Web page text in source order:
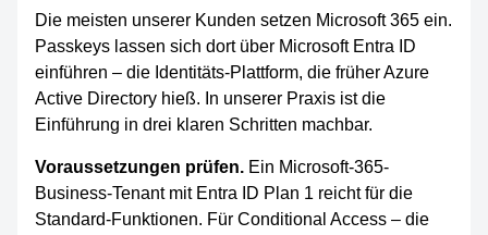
Die meisten unserer Kunden setzen Microsoft 365 ein.
Passkeys lassen sich dort über Microsoft Entra ID
einführen – die Identitäts-Plattform, die früher Azure
Active Directory hieß. In unserer Praxis ist die
Einführung in drei klaren Schritten machbar.
Voraussetzungen prüfen.Ein Microsoft-365-
Business-Tenant mit Entra ID Plan 1 reicht für die
Standard-Funktionen. Für Conditional Access – die